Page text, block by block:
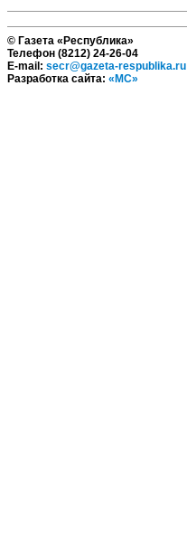
© Газета «Республика»
Телефон (8212) 24-26-04
E-mail: secr@gazeta-respublika.ru
Разработка сайта: «МС»